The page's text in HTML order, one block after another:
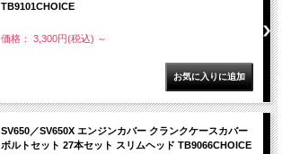
TB9101CHOICE
価格： 3,300円(税込) ～
SV650／SV650X エンジンカバー クランクケースカバー
ボルトセット 27本セット スリムヘッド TB9066CHOICE